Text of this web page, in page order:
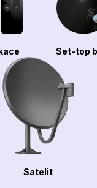
Set-top
Satelit